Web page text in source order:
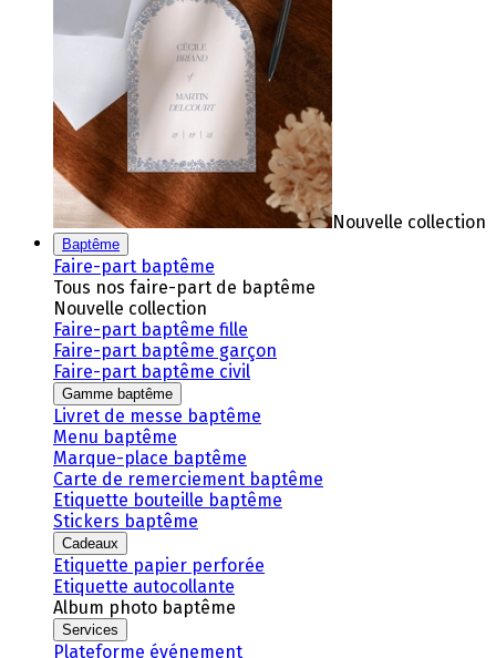
Nouvelle collection
Baptême
Faire-part baptême
Tous nos faire-part de baptême
Nouvelle collection
Faire-part baptême fille
Faire-part baptême garçon
Faire-part baptême civil
Gamme baptême
Livret de messe baptême
Menu baptême
Marque-place baptême
Carte de remerciement baptême
Etiquette bouteille baptême
Stickers baptême
Cadeaux
Etiquette papier perforée
Etiquette autocollante
Album photo baptême
Services
Plateforme événement